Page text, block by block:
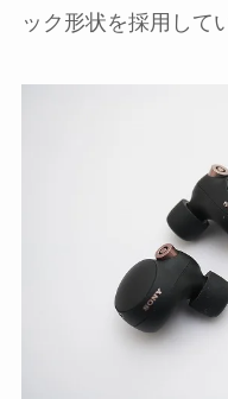
ック形状を採用して